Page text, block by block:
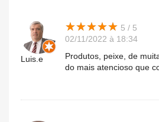
Luis.e
★★★★★
★★★★★ 5 / 5
02/11/2022 à 18:34
Produtos, peixe, de
do mais atencioso que